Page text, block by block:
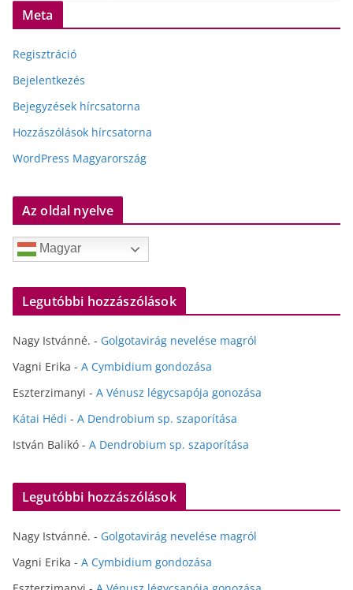
Meta
Regisztráció
Bejelentkezés
Bejegyzések hírcsatorna
Hozzászólások hírcsatorna
WordPress Magyarország
Az oldal nyelve
Magyar
Legutóbbi hozzászólások
Nagy Istvánné. - Golgotavirág nevelése magról
Vagni Erika - A Cymbidium gondozása
Eszterzimanyi - A Vénusz légycsapója gonozása
Kátai Hédi - A Dendrobium sp. szaporítása
István Balikó - A Dendrobium sp. szaporítása
Legutóbbi hozzászólások
Nagy Istvánné. - Golgotavirág nevelése magról
Vagni Erika - A Cymbidium gondozása